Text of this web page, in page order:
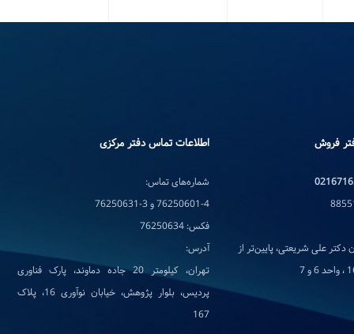
اطلاعات تماس دفتر مرکزی
شماره‌های تماس:
76250601-4 و 3-76250631
فکس: 76250634
آدرس:
تهران، کیلومتر 20 جاده دماوند، پارک فناوری
پردیس، بلوار پژوهش، خیابان نوآوری 16، پلاک
167
فروش
دکتر علی شریعتی، پایین‌تر از